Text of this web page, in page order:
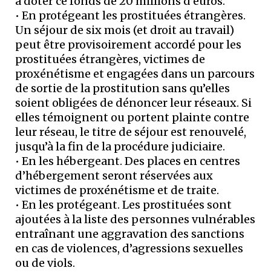
​• En protégeant les prostituées étrangères.
Un séjour de six mois (et droit au travail)
peut être provisoirement accordé pour les
prostituées étrangères, victimes de
proxénétisme et engagées dans un parcours
de sortie de la prostitution sans qu’elles
soient obligées de dénoncer leur réseaux. Si
elles témoignent ou portent plainte contre
leur réseau, le titre de séjour est renouvelé,
jusqu’à la fin de la procédure judiciaire.
​• En les hébergeant. Des places en centres
d’hébergement seront réservées aux
victimes de proxénétisme et de traite.
​• En les protégeant. Les prostituées sont
ajoutées à la liste des personnes vulnérables
entraînant une aggravation des sanctions
en cas de violences, d’agressions sexuelles
ou de viols.